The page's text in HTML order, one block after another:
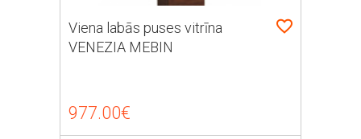
Viena labās puses vitrīna
VENEZIA MEBIN
977.00€